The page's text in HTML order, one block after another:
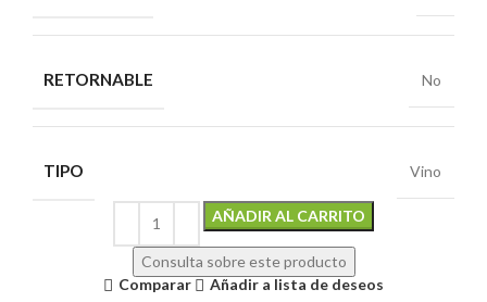
RETORNABLE No
TIPO Vino
AÑADIR AL CARRITO
Consulta sobre este producto
Comparar
Añadir a lista de deseos